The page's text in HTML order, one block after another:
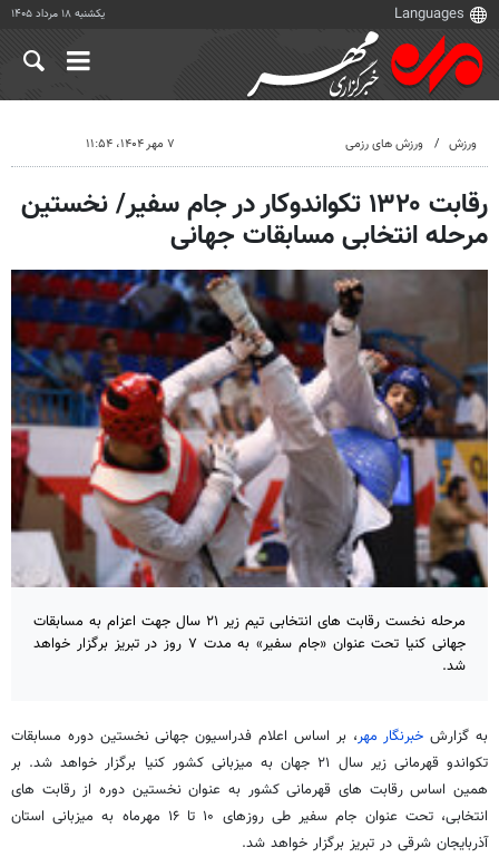
یکشنبه ۱۸ مرداد ۱۴۰۵
ورزش ورزش های رزمی ۷ مهر ۱۴۰۴، ۱۱:۵۴
رقابت ۱۳۲۰ تکواندوکار در جام سفیر/ نخستین
مرحله انتخابی مسابقات جهانی
مرحله نخست رقابت های انتخابی تیم زیر ۲۱ سال جهت اعزام به مسابقات
جهانی کنیا تحت عنوان «جام سفیر» به مدت ۷ روز در تبریز برگزار خواهد
شد.
به گزارش خبرنگار مهر، بر اساس اعلام فدراسیون جهانی نخستین دوره مسابقات
تکواندو قهرمانی زیر سال ۲۱ جهان به میزبانی کشور کنیا برگزار خواهد شد. بر
همین اساس رقابت های قهرمانی کشور به عنوان نخستین دوره از رقابت های
انتخابی، تحت عنوان
جام سفیر طی روزهای ۱۰ تا ۱۶ مهرماه به میزبانی استان
آذربایجان شرقی در تبریز برگزار خواهد شد.